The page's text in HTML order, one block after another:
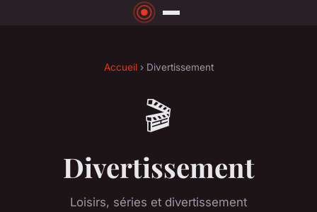
Accueil› Divertissement
🎬
Divertissement
Loisirs, séries et divertissement